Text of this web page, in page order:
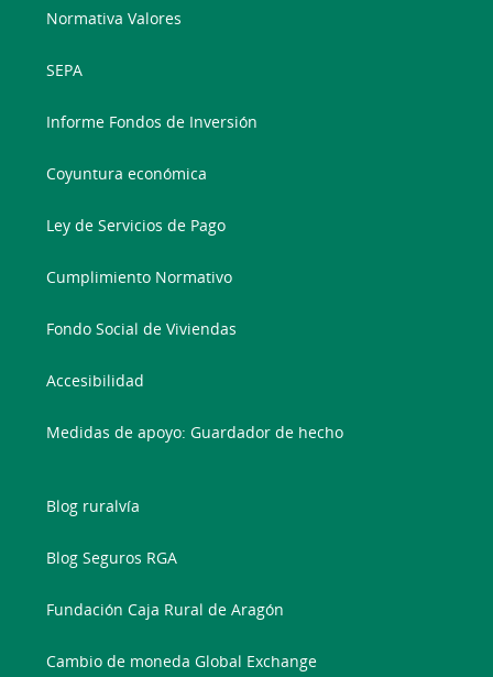
Normativa Valores
SEPA
Informe Fondos de Inversión
Coyuntura económica
Ley de Servicios de Pago
Cumplimiento Normativo
Fondo Social de Viviendas
Accesibilidad
Medidas de apoyo: Guardador de hecho
Blog ruralvía
Blog Seguros RGA
Fundación Caja Rural de Aragón
Cambio de moneda Global Exchange